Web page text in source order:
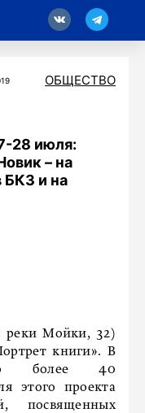
ОБЩЕСТВО
28 июля:
– на
БКЗ и на
реки Мойки, 32)
книги». В
более 40
этого проекта
посвященных